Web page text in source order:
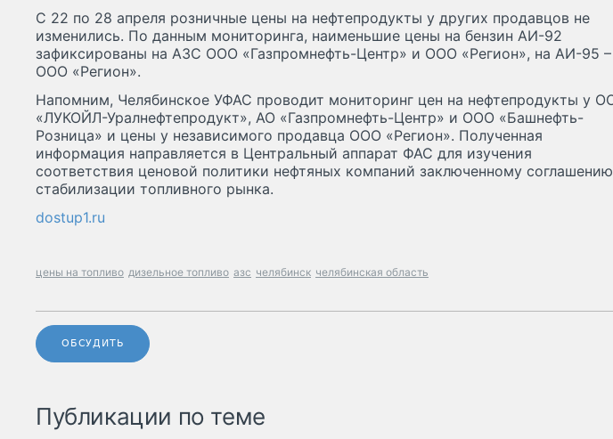
С 22 по 28 апреля розничные цены на нефтепродукты у других продавцов не
изменились. По данным мониторинга, наименьшие цены на бензин АИ-92
зафиксированы на АЗС ООО «Газпромнефть-Центр» и ООО «Регион», на АИ-95 –
ООО «Регион».
Напомним, Челябинское УФАС проводит мониторинг цен на нефтепродукты у
«ЛУКОЙЛ-Уралнефтепродукт», АО «Газпромнефть-Центр» и ООО «Башнефть-
Розница» и цены у независимого продавца ООО «Регион». Полученная
информация направляется в Центральный аппарат ФАС для изучения
соответствия ценовой политики нефтяных компаний заключенному
стабилизации топливного рынка.
dostup1.ru
цены на топливо дизельное топливо азс челябинск челябинская область
ОБСУДИТЬ
Публикации по теме